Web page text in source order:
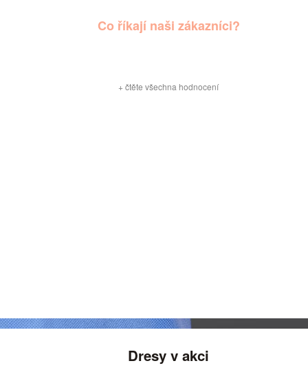
Co říkají naši zákazníci?
+ čtěte všechna hodnocení
Dresy v akci